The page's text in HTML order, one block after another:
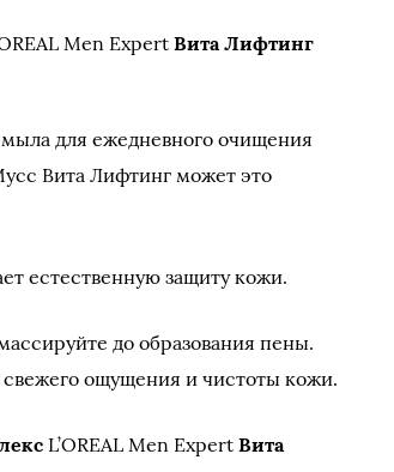
Men ExpertВита Лифтинг
для ежедневного очищения
Вита Лифтинг может это
естественную защиту кожи.
до образования пены.
ощущения и чистоты кожи.
L’OREAL Men ExpertВита